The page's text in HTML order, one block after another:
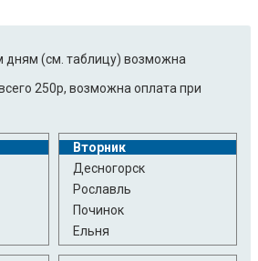
(см. таблицу) возможна
250р, возможна оплата при
Вторник
Десногорск
Рославль
Починок
Ельня